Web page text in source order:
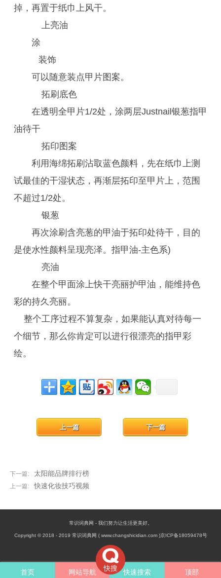
掉，再置于纸巾上风干。
上亮油
涂
装饰
可以随意装点甲片图案。
拓刷底色
在透明全甲片1/2处，涂两层Justnail银葱指甲
油待干
拓印图案
利用海绵拓刷沾取蓝色颜料，先在纸巾上测
试最佳的干湿状态，再渐层拓印至甲片上，范围
不超过1/2处。
银葱
再次涂刷含亮葱的甲油于拓印处待干，目的
是使水性颜料呈现亮泽。指甲油-主色系)
亮油
在整个甲面涂上快干亮丽护甲油，能维持色
彩的持久亮丽。
整个工序过程不算复杂，如果能认真对待每一
个细节，那么你肯定可以进行很漂亮的指甲彩
绘。
下一篇: 太阳能品牌排行榜
下一篇
上一篇: 快速化妆技巧视频
上一篇
快搜
首页 网站导航 快速搜索 顶部
常识词典网 - 我们努力让生活更美好。
Copyright © 2018 - 2019 常识词典网 ( www.changshicidian.com )京ICP备18059478号